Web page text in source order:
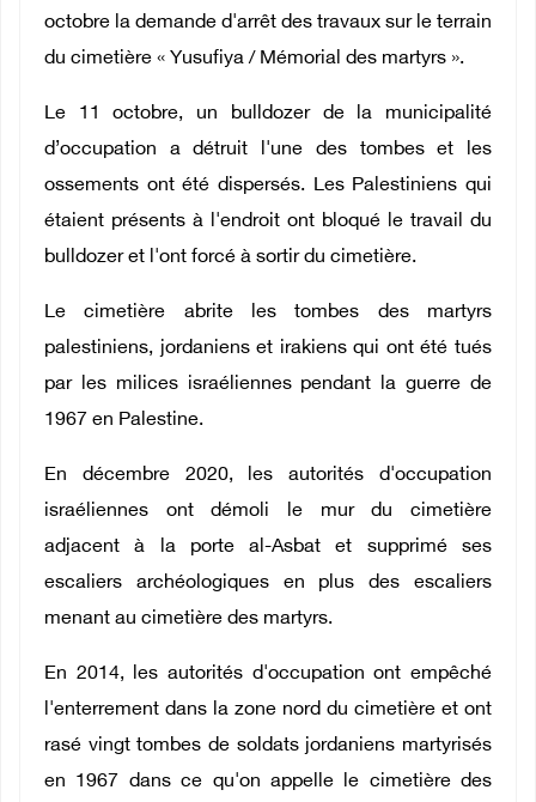
octobre la demande d'arrêt des travaux sur le terrain
du cimetière « Yusufiya / Mémorial des martyrs ».
Le 11 octobre, un bulldozer de la municipalité
d’occupation a détruit l'une des tombes et les
ossements ont été dispersés. Les Palestiniens qui
étaient présents à l'endroit ont bloqué le travail du
bulldozer et l'ont forcé à sortir du cimetière.
Le cimetière abrite les tombes des martyrs
palestiniens, jordaniens et irakiens qui ont été tués
par les milices israéliennes pendant la guerre de
1967 en Palestine.
En décembre 2020, les autorités d'occupation
israéliennes ont démoli le mur du cimetière
adjacent à la porte al-Asbat et supprimé ses
escaliers archéologiques en plus des escaliers
menant au cimetière des martyrs.
En 2014, les autorités d'occupation ont empêché
l'enterrement dans la zone nord du cimetière et ont
rasé vingt tombes de soldats jordaniens martyrisés
en 1967 dans ce qu'on appelle le cimetière des